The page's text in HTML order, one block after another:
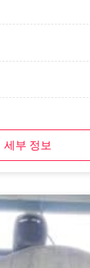
세부 정보